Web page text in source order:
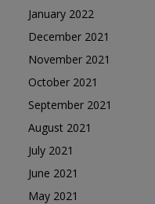
January 2022
December 2021
November 2021
October 2021
September 2021
August 2021
July 2021
June 2021
May 2021